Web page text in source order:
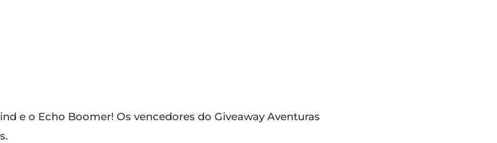
e o Echo Boomer! Os vencedores do Giveaway Aventuras